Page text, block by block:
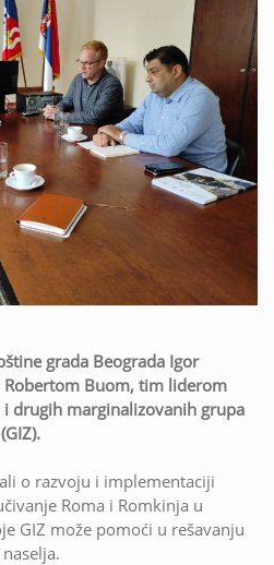
grada Beograda Igor
Robertom Buom, tim liderom
drugih marginalizovanih grupa
o razvoju i implementaciji
Roma i Romkinja u
GIZ može pomoći u rešavanju